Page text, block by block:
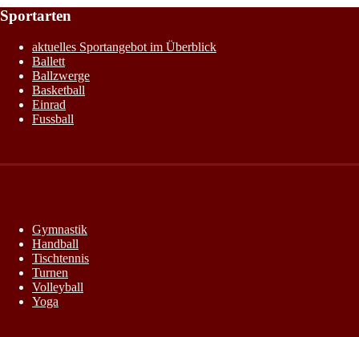
Sportarten
aktuelles Sportangebot im Überblick
Ballett
Ballzwerge
Basketball
Einrad
Fussball
Gymnastik
Handball
Tischtennis
Turnen
Volleyball
Yoga